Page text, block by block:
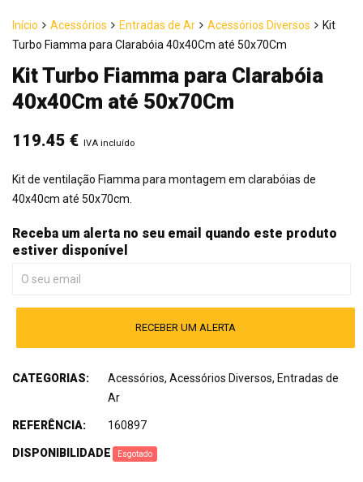
Início Acessórios Entradas de Ar Acessórios Diversos
Kit
Turbo Fiamma para Clarabóia 40x40Cm até 50x70Cm
Kit Turbo Fiamma para Clarabóia
40x40Cm até 50x70Cm
119.45 € IVA incluído
Kit de ventilação Fiamma para montagem em clarabóias de
40x40cm até 50x70cm.
Receba um alerta no seu email quando este produto
estiver disponível
RECEBER UM ALERTA
CATEGORIAS: Acessórios, Acessórios Diversos, Entradas de
Ar
REFERÊNCIA: 160897
DISPONIBILIDADE: Esgotado